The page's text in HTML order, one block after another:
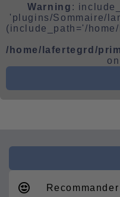
Warning :
'plugins/Sommaire/
(include_path='/
/home/lafertegrd/
Recommander